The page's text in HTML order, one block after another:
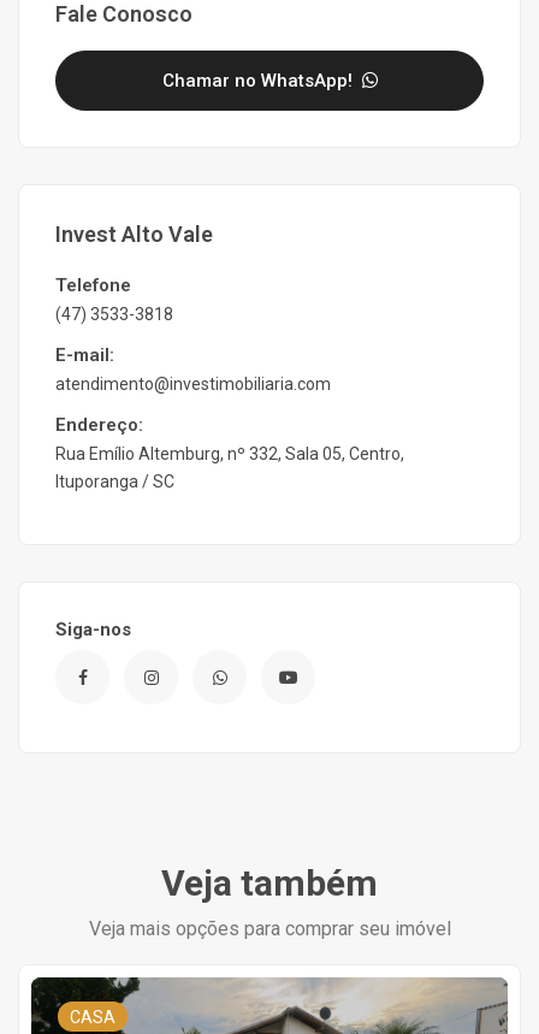
Fale Conosco
Chamar no WhatsApp!
Invest Alto Vale
Telefone
(47) 3533-3818
E-mail:
atendimento@investimobiliaria.com
Endereço:
Rua Emílio Altemburg, nº 332, Sala 05, Centro,
Ituporanga / SC
Siga-nos
Veja também
Veja mais opções para comprar seu imóvel
CASA